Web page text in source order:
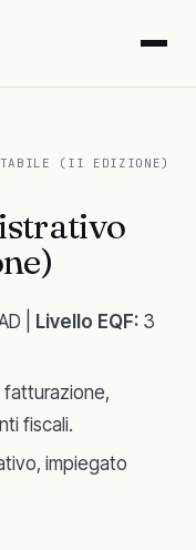
(II EDIZIONE)
| Livello EQF:3
fiscali.
impiegato